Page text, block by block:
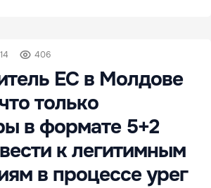
406
ЕС в Молдове
только
в формате 5+2
к легитимным
в процессе урег